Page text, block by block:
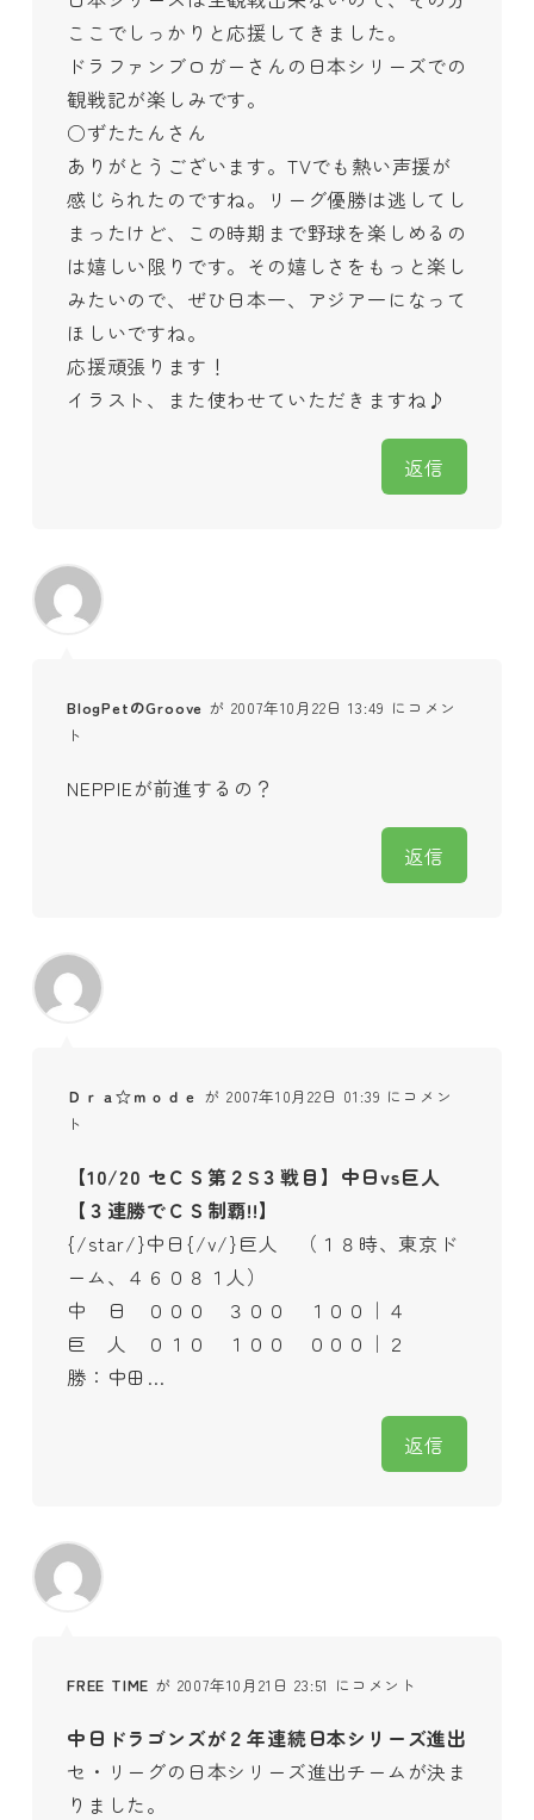
ここでしっかりと応援してきました。
ドラファンブロガーさんの日本シリーズでの
観戦記が楽しみです。
○ずたたんさん
ありがとうございます。TVでも熱い声援が
感じられたのですね。リーグ優勝は逃してし
まったけど、この時期まで野球を楽しめるの
は嬉しい限りです。その嬉しさをもっと楽し
みたいので、ぜひ日本一、アジア一になって
ほしいですね。
応援頑張ります！
イラスト、また使わせていただきますね♪
返信
BlogPetのGroove が 2007年10月22日 13:49 にコメン
ト
NEPPIEが前進するの？
返信
Ｄｒａ☆ｍｏｄｅ が 2007年10月22日 01:39 にコメン
ト
【10/20 セＣＳ第２S３戦目】中日vs巨人
【３連勝でＣＳ制覇!!】
{/star/}中日{/v/}巨人 （１８時、東京ド
ーム、４６０８１人）
中 日 ０００ ３００ １００｜４
巨 人 ０１０ １００ ０００｜２
勝：中田…
返信
FREE TIME が 2007年10月21日 23:51 にコメント
中日ドラゴンズが２年連続日本シリーズ進出
セ・リーグの日本シリーズ進出チームが決ま
りました。